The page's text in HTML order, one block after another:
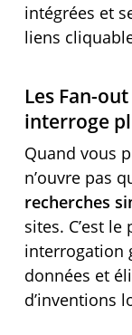
intégrées et
liens
Les Fan-
interroge
Quand vous
n’ouvre pas
recherches
sites. C’est
interrogation
données et
d’inventions